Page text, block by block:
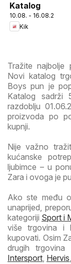
Katalog
10.08. - 16.08.2026
Kik
Tražite najbolje
Novi katalog
Boys pun je
Katalog sadrži
razdoblju
proizvoda po
kupnji.
Nije važno
kućanske
ljubimce – u
Zara i ovoga je
Ako ste među
unaprijed,
kategoriji Sport i
više trgovina i
kupovati. Osim
drugih
Intersport, Hervis,